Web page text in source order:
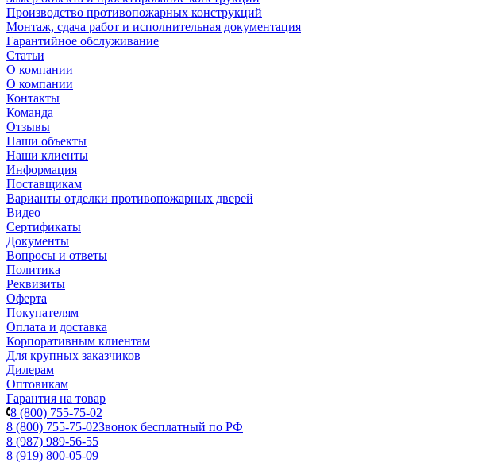
Производство противопожарных конструкций
Монтаж, сдача работ и исполнительная документация
Гарантийное обслуживание
Статьи
О компании
О компании
Контакты
Команда
Отзывы
Наши объекты
Наши клиенты
Информация
Поставщикам
Варианты отделки противопожарных дверей
Видео
Сертификаты
Документы
Вопросы и ответы
Политика
Реквизиты
Оферта
Покупателям
Оплата и доставка
Корпоративным клиентам
Для крупных заказчиков
Дилерам
Оптовикам
Гарантия на товар
8 (800) 755-75-02
8 (800) 755-75-02Звонок бесплатный по РФ
8 (987) 989-56-55
8 (919) 800-05-09